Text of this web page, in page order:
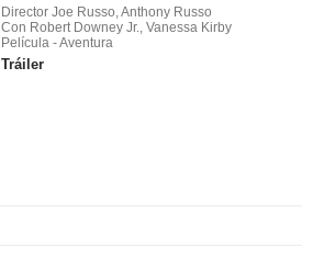
Director Joe Russo, Anthony Russo
Con Robert Downey Jr., Vanessa Kirby
Película - Aventura
Tráiler